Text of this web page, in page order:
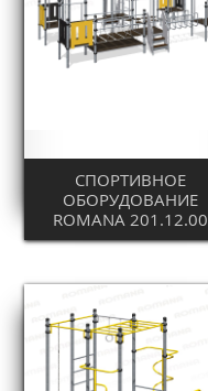
СПОРТИВНОЕ
ОБОРУДОВАНИЕ
ROMANA 201.12.00